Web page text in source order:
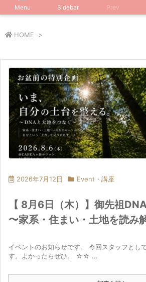
Menu Sidebar Prev
HOME >
2026年7月12日 Event・講座
【 8月6日（木）】御先祖
〜家系・住まい・土地を読み
イベントのお知らせです。 今回スタッフとし
す。よかったらぜひ。 ☆☆ ...